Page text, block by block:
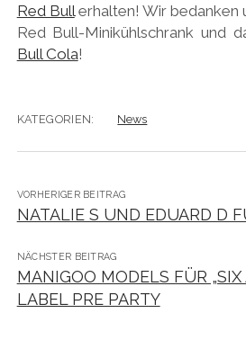
Red Bullerhalten! Wir bedanken
Red Bull-Minikühlschrank und
Bull Cola!
KATEGORIEN: News
VORHERIGER BEITRAG
NATALIE S UND EDUARD D
NÄCHSTER BEITRAG
MANIGOO MODELS FÜR „SIX
LABEL PRE PARTY